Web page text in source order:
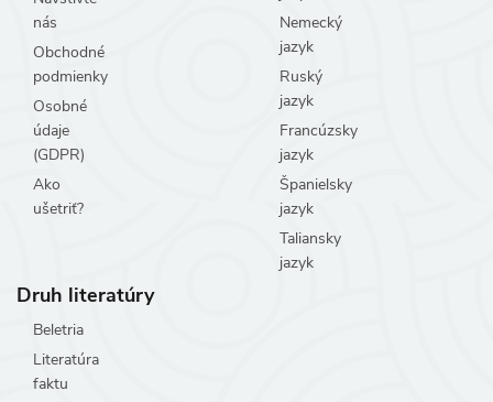
nás
Obchodné
podmienky
Osobné
údaje
(GDPR)
Ako
ušetriť?
Nemecký
jazyk
Ruský
jazyk
Francúzsky
jazyk
Španielsky
jazyk
Taliansky
jazyk
Druh literatúry
Beletria
Literatúra
faktu